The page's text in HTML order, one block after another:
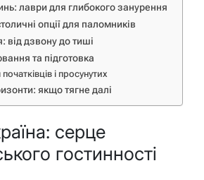
лаври для глибокого занурення
опції для паломників
від дзвону до тиші
та підготовка
і просунутих
якщо тягне далі
серце
гостинності